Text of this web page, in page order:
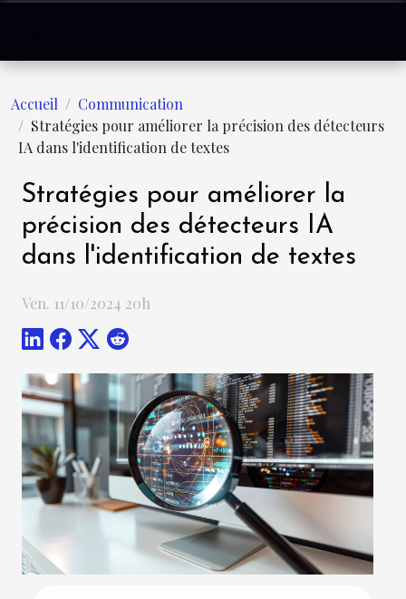
Accueil
Communication
Stratégies pour améliorer la précision des détecteurs
IA dans l'identification de textes
Stratégies pour améliorer la
précision des détecteurs IA
dans l'identification de textes
Ven. 11/10/2024 20h